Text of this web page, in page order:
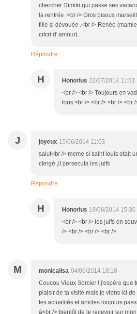
chercher Dimitri qui passe ses
la rentrée .<br /> Gros bisous
fille si dévouée .<br /> Renée
cricri d' amour) .
Répondre
H Honorius 22/07/2014 11:51
<br /> <br /> Toujours en
tous <br /> <br /> <br /> <br /
J joyeux 15/06/2014 11:03
salut<br /> meme si saint louis etait
clergé ,il persecuta les juifs
Répondre
H Honorius 18/06/2014 15:36
<br /> <br /> les juifs on
/> <br /> <br /> <br />
M monicalisa 04/06/2014 18:18
Coucou Vieux Sorcier ! j'espère que
plaisir de ta visite mais je viens ici
tes actualités et articles toujours
à<br /> bientôt de te recevoir sur